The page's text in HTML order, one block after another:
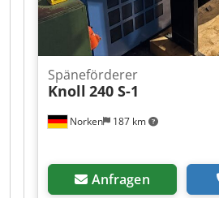
Norken 187 km
Späneförderer
Knoll 240 S-1
Anfragen